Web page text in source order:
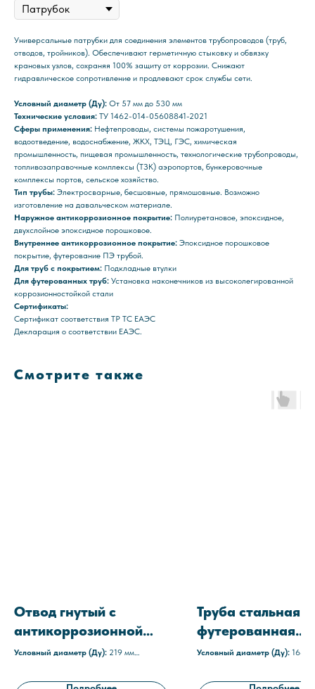
Универсальные патрубки для соединения элементов трубопроводов (труб,
отводов, тройников). Обеспечивают герметичную стыковку и обвязку
крановых узлов, сохраняя 100% защиту от коррозии. Снижают
гидравлическое сопротивление и продлевают срок службы сети.
Условный диаметр (Ду): От 57 мм до 530 мм
Технические условия: ТУ 1462-014-05608841-2021
Сферы применения: Нефтепроводы, системы пожаротушения,
водоотведение, водоснабжение, ЖКХ, ТЭЦ, ГЭС, химическая
промышленность, пищевая промышленность, технологические трубопроводы,
топливозаправочные комплексы (ТЗК) аэропортов, бункеровочные
комплексы портов, сельское хозяйство.
Тип трубы: Электросварные, бесшовные, прямошовные. Возможно
изготовление на давальческом материале.
Наружное антикоррозионное покрытие: Полиуретановое, эпоксидное,
двухслойное эпоксидное порошковое.
Внутреннее антикоррозионное покрытие: Эпоксидное порошковое
покрытие, футерование ПЭ трубой.
Для труб с покрытием: Подкладные втулки
Для футерованных труб: Установка наконечников из высоколегированной
коррозионностойкой стали
Сертификаты:
Сертификат соответствия ТР ТС ЕАЭС
Декларация о соответствии ЕАЭС.
Смотрите также
Отвод гнутый с
антикоррозионной
защитой ОС-30-219х8-
Условный диаметр (Ду): 219 мм
Труба стальная
футерованная
полиэтиленом
Условный диаметр (Ду): 168